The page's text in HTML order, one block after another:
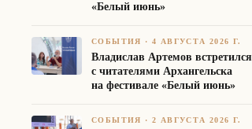
«Белый июнь»
СОБЫТИЯ ·4 АВГУСТА 2026 Г.
Владислав Артемов встретился
с читателями Архангельска
на фестивале «Белый июнь»
СОБЫТИЯ ·2 АВГУСТА 2026 Г.